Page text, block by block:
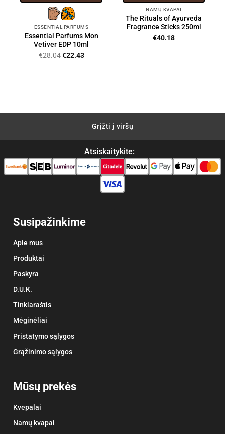
ESSENTIAL PARFUMS
Essential Parfums Mon
Vetiver EDP 10ml
€28.04 Original
€22.43Current
NAMŲ KVAPAI
The Rituals of Ayurveda
Fragrance Sticks 250ml
€40.18
Grįžti į viršų
Atsiskaitykite:
Susipažinkime
Apie mus
Produktai
Paskyra
D.U.K.
Tinklaraštis
Mėginėliai
Pristatymo sąlygos
Grąžinimo sąlygos
Mūsų prekės
Kvepalai
Namų kvapai